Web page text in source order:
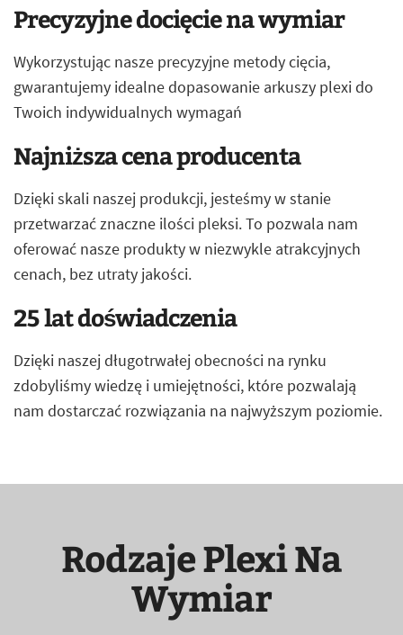
Precyzyjne docięcie na wymiar
Wykorzystując nasze precyzyjne metody cięcia,
gwarantujemy idealne dopasowanie arkuszy plexi do
Twoich indywidualnych wymagań
Najniższa cena producenta
Dzięki skali naszej produkcji, jesteśmy w stanie
przetwarzać znaczne ilości pleksi. To pozwala nam
oferować nasze produkty w niezwykle atrakcyjnych
cenach, bez utraty jakości.
25 lat doświadczenia
Dzięki naszej długotrwałej obecności na rynku
zdobyliśmy wiedzę i umiejętności, które pozwalają
nam dostarczać rozwiązania na najwyższym poziomie.
Rodzaje Plexi Na
Wymiar